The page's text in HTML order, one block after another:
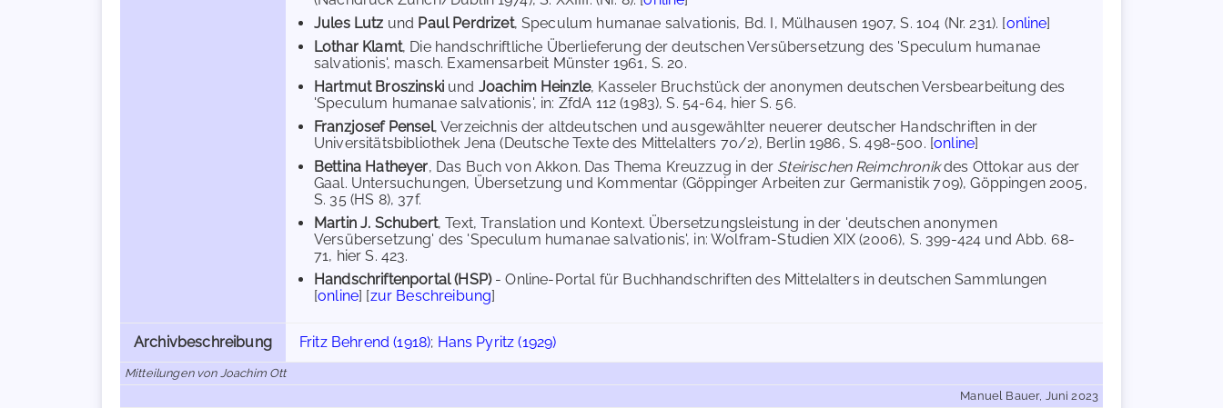
Jules Lutz und Paul Perdrizet, Speculum humanae salvationis, Bd. I, Mülhausen 1907, S. 104 (Nr. 231). [online]
Lothar Klamt, Die handschriftliche Überlieferung der deutschen Versübersetzung des 'Speculum humanae
salvationis', masch. Examensarbeit Münster 1961, S. 20.
Hartmut Broszinskiund Joachim Heinzle, Kasseler Bruchstück der anonymen deutschen Versbearbeitung des
'Speculum humanae salvationis', in: ZfdA 112 (1983), S. 54-64, hier S. 56.
Franzjosef Pensel, Verzeichnis der altdeutschen und ausgewählter neuerer deutscher Handschriften in der
Universitätsbibliothek Jena (Deutsche Texte des Mittelalters 70/2), Berlin 1986, S. 498-500. [online]
Bettina Hatheyer, Das Buch von Akkon. Das Thema Kreuzzug in der Steirischen Reimchronikdes Ottokar aus der
Gaal. Untersuchungen, Übersetzung und Kommentar (Göppinger Arbeiten zur Germanistik 709), Göppingen 2005,
S. 35 (HS 8), 37f.
Martin J. Schubert, Text, Translation und Kontext. Übersetzungsleistung in der 'deutschen anonymen
Versübersetzung' des 'Speculum humanae salvationis', in: Wolfram-Studien XIX (2006), S. 399-424 und Abb. 68-
71, hier S. 423.
Handschriftenportal (HSP)- Online-Portal für Buchhandschriften des Mittelalters in deutschen Sammlungen
[online] [zur Beschreibung]
Archivbeschreibung Fritz Behrend (1918); Hans Pyritz (1929)
Mitteilungen von Joachim Ott
Manuel Bauer, Juni 2023